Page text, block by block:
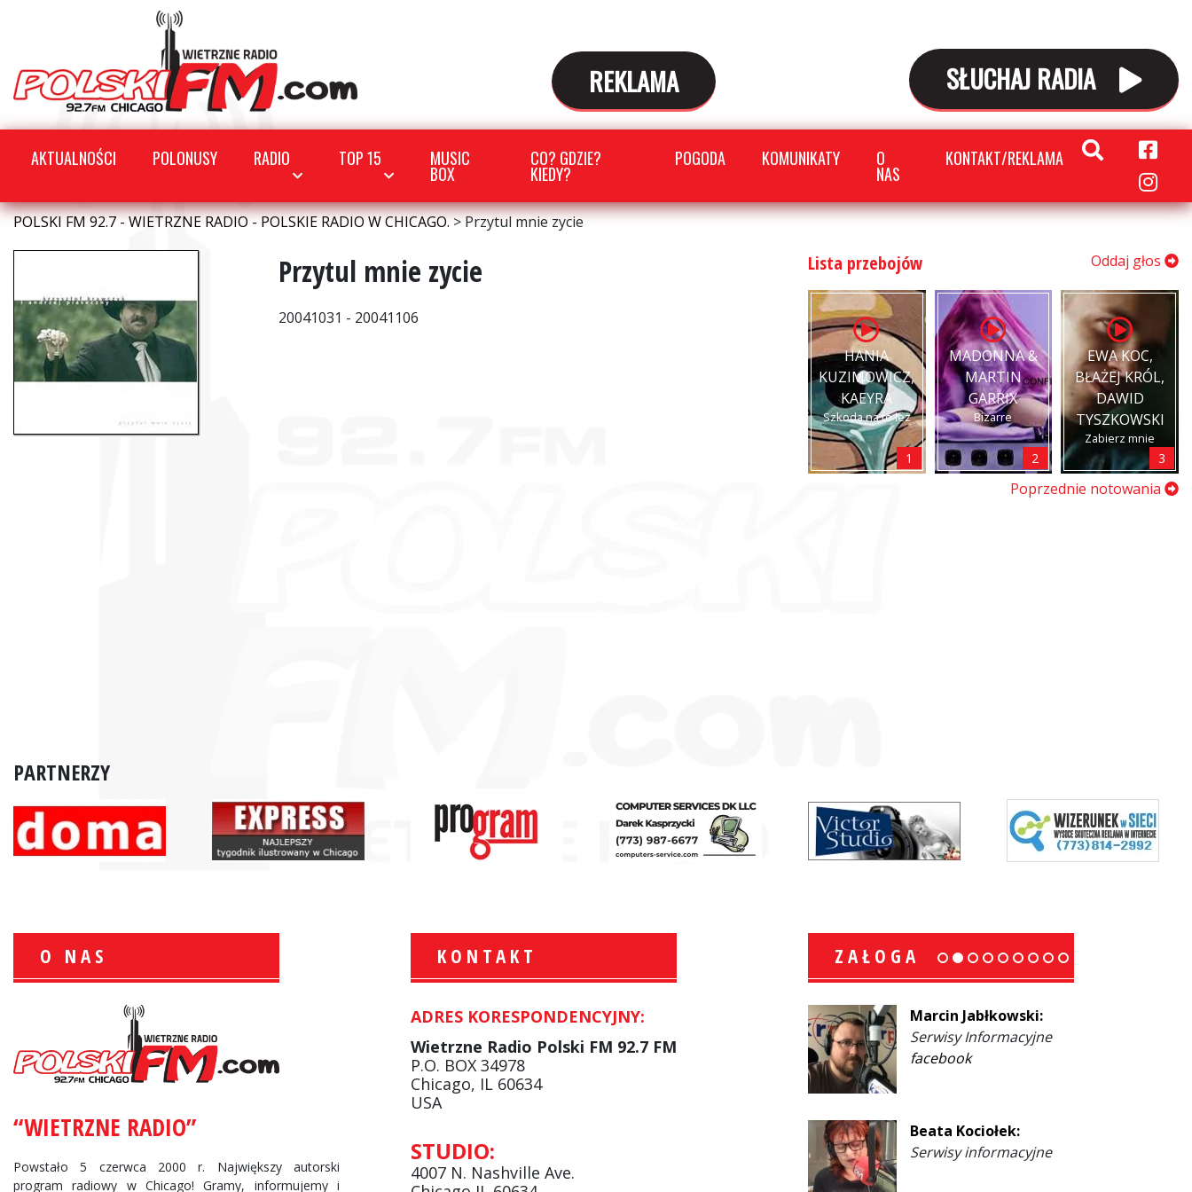
REKLAMA SŁUCHAJ RADIA
AKTUALNOŚCI POLONUSY RADIO TOP 15 MUSIC
BOX
CO? GDZIE?
KIEDY?
POGODA KOMUNIKATY O
NAS
KONTAKT/REKLAMA
POLSKI FM 92.7 - WIETRZNE RADIO - POLSKIE RADIO W CHICAGO.>Przytul mnie zycie
Przytul mnie zycie
20041031 - 20041106
Lista przebojów Oddaj głos
HANIA
KUZIMOWICZ,
KAEYRA
Szkoda na to łez
1
MADONNA &
MARTIN
GARRIX
Bizarre
2
EWA KOC,
BŁAŻEJ KRÓL,
DAWID
TYSZKOWSKI
Zabierz mnie
3
Poprzednie notowania
PARTNERZY
O NAS
“WIETRZNE RADIO”
Powstało 5 czerwca 2000 r. Największy autorski
program radiowy w Chicago! Gramy, informujemy i
KONTAKT
ADRES KORESPONDENCYJNY:
Wietrzne Radio Polski FM 92.7 FM
P.O. BOX 34978
Chicago, IL 60634
USA
STUDIO:
4007 N. Nashville Ave.
ZAŁOGA
Informacje Giełdowe
Krzysztof Wawer:
Komentator
facebook
Marcin Jabłkowski:
Serwisy Informacyjne
facebook
Beata Kociołek:
Serwisy informacyjne